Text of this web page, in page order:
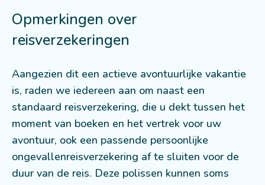
Opmerkingen over
reisverzekeringen
Aangezien dit een actieve avontuurlijke vakantie
is, raden we iedereen aan om naast een
standaard reisverzekering, die u dekt tussen het
moment van boeken en het vertrek voor uw
avontuur, ook een passende persoonlijke
ongevallenreisverzekering af te sluiten voor de
duur van de reis. Deze polissen kunnen soms